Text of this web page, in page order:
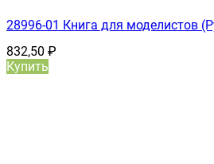
28996-01 Книга для моделистов
832,50 ₽
Купить